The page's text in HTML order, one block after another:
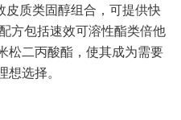
质类固醇组合，可提供快
方包括速效可溶性酯类倍他
松二丙酸酯，使其成为需要
选择。